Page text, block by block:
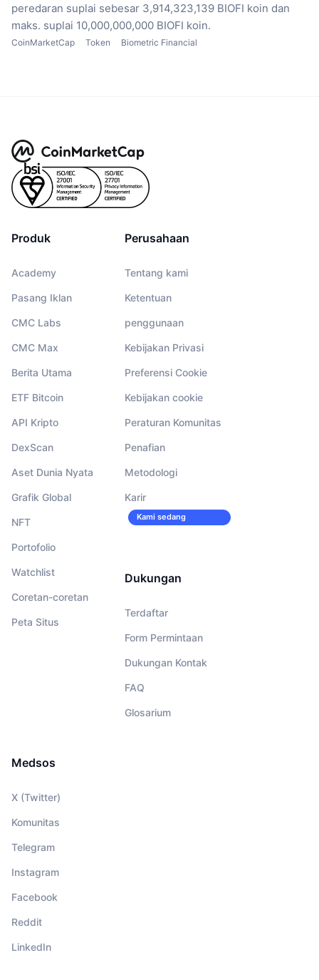
peredaran suplai sebesar 3,914,323,139 BIOFI koin dan
maks. suplai 10,000,000,000 BIOFI koin.
CoinMarketCap Token Biometric Financial
Produk
Academy
Pasang Iklan
CMC Labs
CMC Max
Berita Utama
ETF Bitcoin
API Kripto
DexScan
Aset Dunia Nyata
Grafik Global
NFT
Portofolio
Watchlist
Coretan-coretan
Peta Situs
Perusahaan
Tentang kami
Ketentuan
penggunaan
Kebijakan Privasi
Preferensi Cookie
Kebijakan cookie
Peraturan Komunitas
Penafian
Metodologi
Karir
Kami sedang
Dukungan
Terdaftar
Form Permintaan
Dukungan Kontak
FAQ
Glosarium
Medsos
X (Twitter)
Komunitas
Telegram
Instagram
Facebook
Reddit
LinkedIn